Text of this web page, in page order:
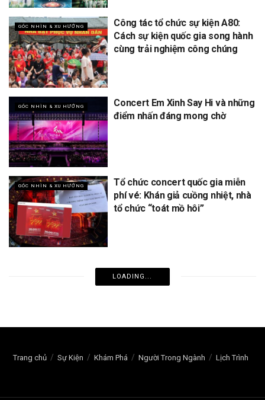
GÓC NHÌN & XU HƯỚNG
Công tác tổ chức sự kiện A80:
Cách sự kiện quốc gia song hành
cùng trải nghiệm công chúng
GÓC NHÌN & XU HƯỚNG
Concert Em Xinh Say Hi và những
điểm nhấn đáng mong chờ
GÓC NHÌN & XU HƯỚNG
Tổ chức concert quốc gia miễn
phí vé: Khán giả cuồng nhiệt, nhà
tổ chức “toát mồ hôi”
LOADING...
Trang chủ Sự Kiện Khám Phá Người Trong Ngành Lịch Trình